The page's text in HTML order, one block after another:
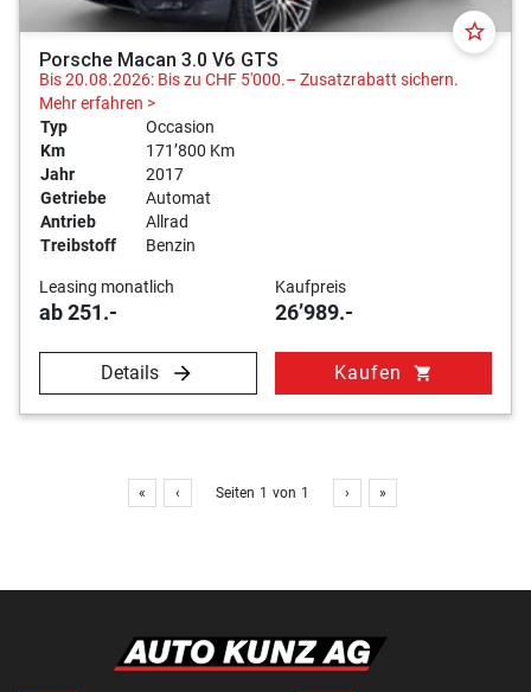
star_border
Porsche Macan 3.0 V6 GTS
Bis 20.08.2026: Bis zu CHF 5'000.– Zusatzrabatt sichern.
Mehr erfahren >
Typ
Occasion
Km
171’800 Km
Jahr
2017
Getriebe
Automat
Antrieb
Allrad
Treibstoff
Benzin
Leasing monatlich
ab 251.-
Kaufpreis
26’989.-
Details Kaufen shopping_cart
« ‹ Seiten 1 von 1 › »